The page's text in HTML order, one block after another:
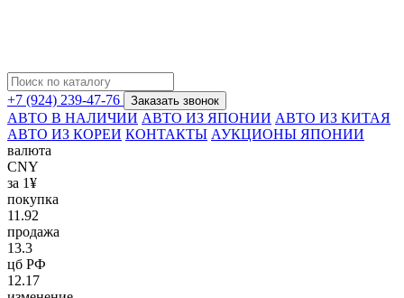
+7 (924) 239-47-76 Заказать звонок
АВТО В НАЛИЧИИ АВТО ИЗ ЯПОНИИ АВТО ИЗ КИТАЯ
АВТО ИЗ КОРЕИ КОНТАКТЫ АУКЦИОНЫ ЯПОНИИ
валюта
CNY
за 1¥
покупка
11.92
продажа
13.3
цб РФ
12.17